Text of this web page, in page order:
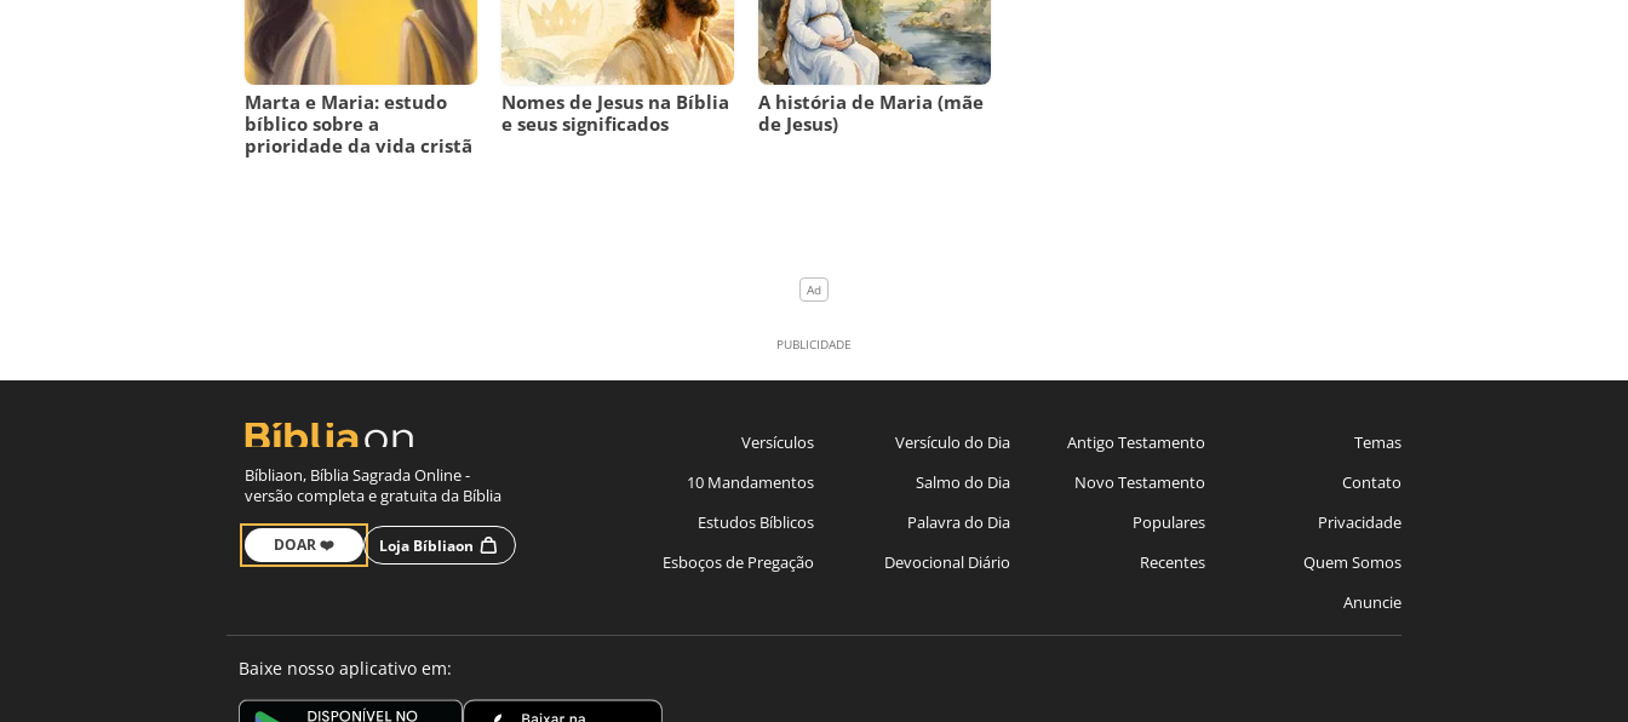
Marta e Maria: estudo
bíblico sobre a
prioridade da vida cristã
Nomes de Jesus na Bíblia
e seus significados
A história de Maria (mãe
de Jesus)
Bíbliaon, Bíblia Sagrada Online -
versão completa e gratuita da Bíblia
DOAR ❤️ Loja Bíbliaon
Versículos
10 Mandamentos
Estudos Bíblicos
Esboços de Pregação
Versículo do Dia
Salmo do Dia
Palavra do Dia
Devocional Diário
Antigo Testamento
Novo Testamento
Populares
Recentes
Temas
Contato
Privacidade
Quem Somos
Anuncie
Baixe nosso aplicativo em: